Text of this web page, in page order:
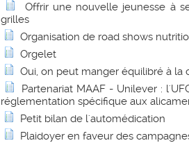
Offrir une nouvelle jeunesse à
grilles
Organisation de road shows
Orgelet
Oui, on peut manger équilibré à la
Partenariat MAAF - Unilever :
réglementation spécifique aux
Petit bilan de l'automédication
Plaidoyer en faveur des